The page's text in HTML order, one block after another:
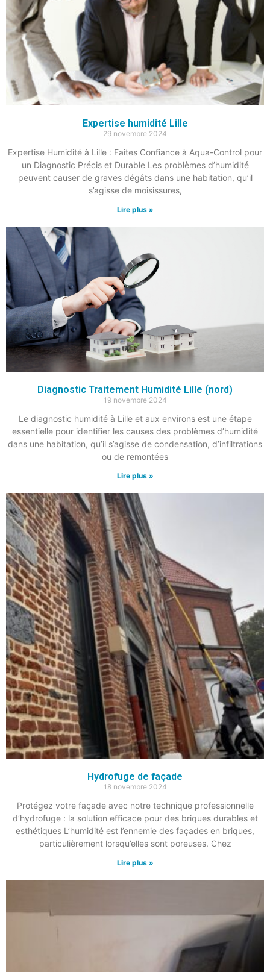
Expertise humidité Lille
29 novembre 2024
Expertise Humidité à Lille : Faites Confiance à Aqua-Control pour
un Diagnostic Précis et Durable Les problèmes d’humidité
peuvent causer de graves dégâts dans une habitation, qu’il
s’agisse de moisissures,
Lire plus »
Diagnostic Traitement Humidité Lille (nord)
19 novembre 2024
Le diagnostic humidité à Lille et aux environs est une étape
essentielle pour identifier les causes des problèmes d’humidité
dans une habitation, qu’il s’agisse de condensation, d’infiltrations
ou de remontées
Lire plus »
Hydrofuge de façade
18 novembre 2024
Protégez votre façade avec notre technique professionnelle
d’hydrofuge : la solution efficace pour des briques durables et
esthétiques L’humidité est l’ennemie des façades en briques,
particulièrement lorsqu’elles sont poreuses. Chez
Lire plus »